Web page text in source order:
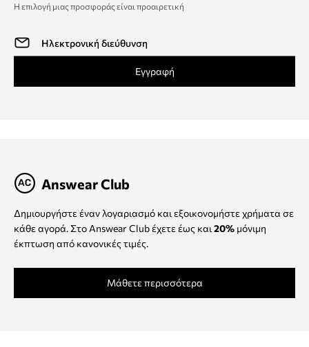
Η επιλογή μιας προσφοράς είναι προαιρετική
Εγγραφή
Answear Club
Δημιουργήστε έναν λογαριασμό και εξοικονομήστε χρήματα σε
κάθε αγορά. Στο Answear Club έχετε έως και 20% μόνιμη
έκπτωση από κανονικές τιμές.
Μάθετε περισσότερα